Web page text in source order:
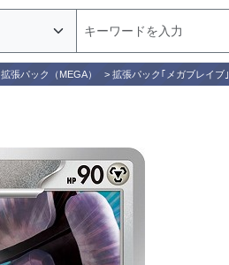
拡張パック（MEGA） > 拡張パック｢メガブレイブ｣